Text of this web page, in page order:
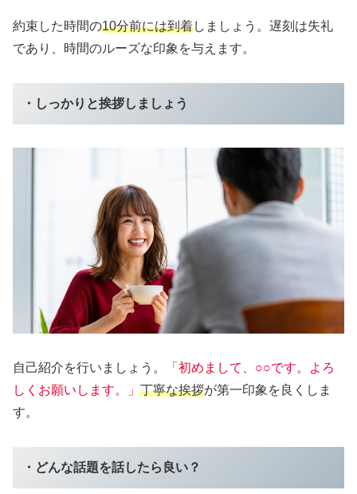
約束した時間の10分前には到着しましょう。遅刻は失礼
であり、時間のルーズな印象を与えます。
・しっかりと挨拶しましょう
自己紹介を行いましょう。
「初めまして、○○です。よろ
しくお願いします。」 丁寧な挨拶が第一印象を良くしま
す。
・どんな話題を話したら良い？